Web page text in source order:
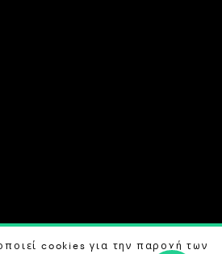
ALL RIGHTS RESERVED.
cookies για την παροχή των